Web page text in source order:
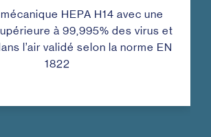
HEPA H14 avec une
à 99,995% des virus et
l’air validé selon la norme EN
1822